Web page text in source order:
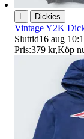
| Dickies
Vintage Y2K
Sluttid16 aug
Pris:379 kr,Köp